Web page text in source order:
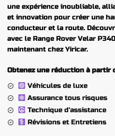
une expérience inoubliable,
et innovation pour créer une
conducteur et la route.
avec le Range Rover Velar
maintenant chez Yiricar.
Obtenez une réduction à partir
Véhicules de luxe
Assurance tous risques
Technique d’assistance
Révisions et Entretiens